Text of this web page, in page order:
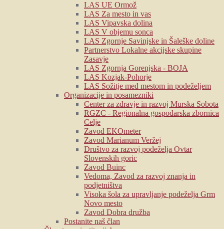
LAS UE Ormož
LAS Za mesto in vas
LAS Vipavska dolina
LAS V objemu sonca
LAS Zgornje Savinjske in Šaleške doline
Partnerstvo Lokalne akcijske skupine
Zasavje
LAS Zgornja Gorenjska - BOJA
LAS Kozjak-Pohorje
LAS Sožitje med mestom in podeželjem
Organizacije in posamezniki
Center za zdravje in razvoj Murska Sobota
RGZC - Regionalna gospodarska zbornica
Celje
Zavod EKOmeter
Zavod Marianum Veržej
Društvo za razvoj podeželja Ovtar
Slovenskih goric
Zavod Buinc
Vedoma, Zavod za razvoj znanja in
podjetništva
Visoka šola za upravljanje podeželja Grm
Novo mesto
Zavod Dobra družba
Postanite naš član